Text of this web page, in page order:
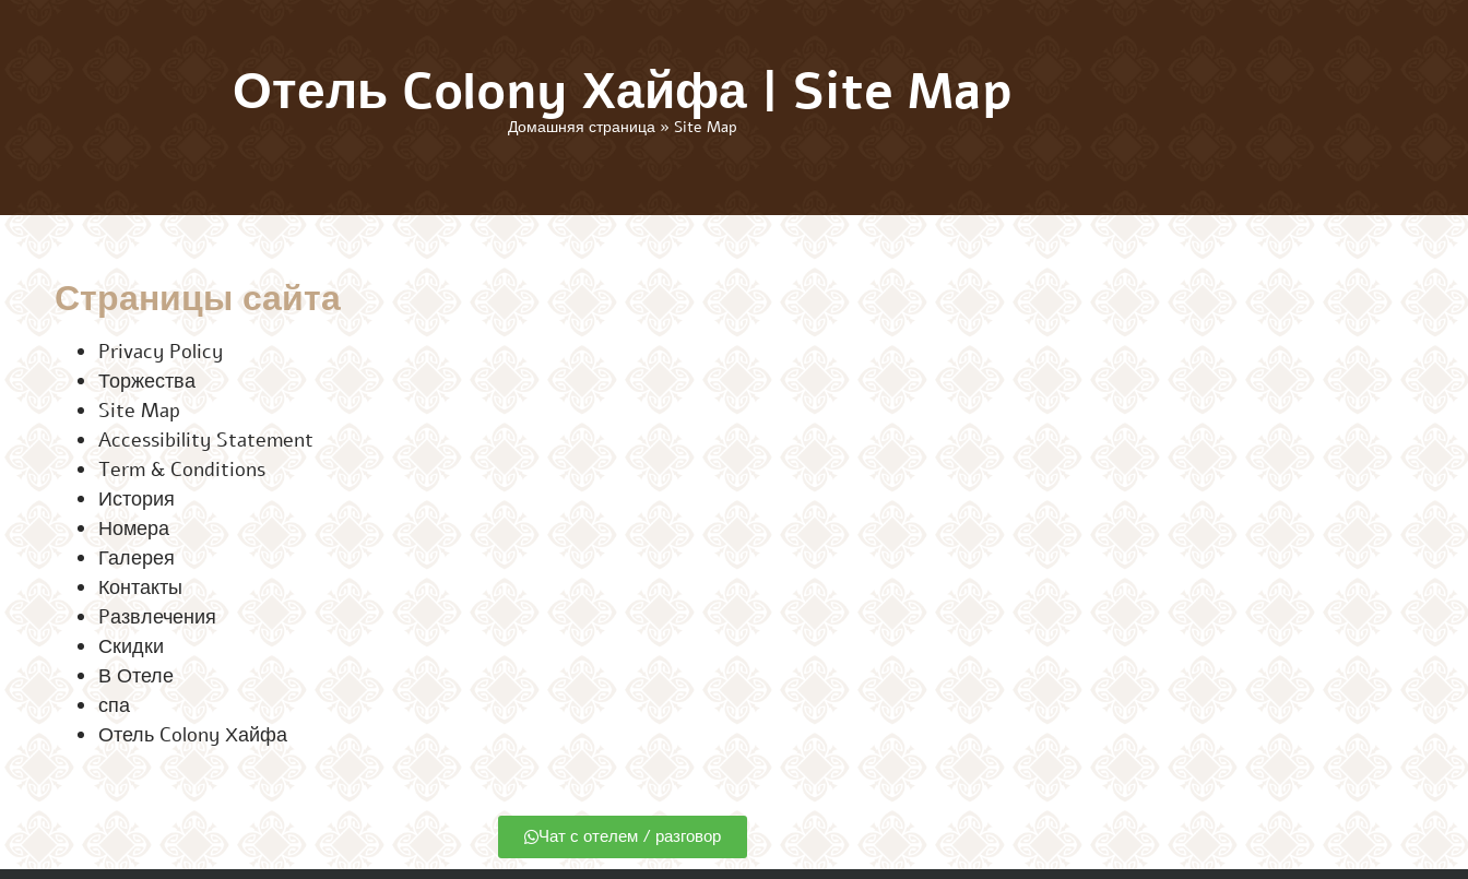
Отель Colony Хайфа | Site Map
Домашняя страница » Site Map
Страницы сайта
Privacy Policy
Торжества
Site Map
Accessibility Statement
Term & Conditions
История
Номера
Галерея
Контакты
Pазвлечения
Скидки
В Отеле
спа
Отель Colony Хайфа
Чат с отелем / разговор